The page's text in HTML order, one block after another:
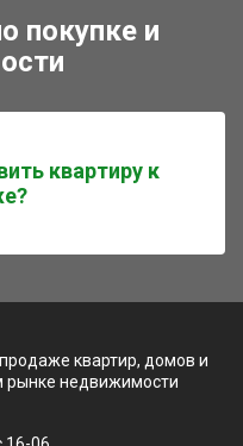
покупке и
квартиру к
квартир, домов и
рынке недвижимости